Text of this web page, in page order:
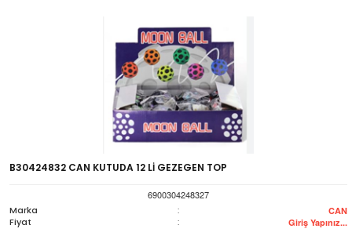
B30424832 CAN KUTUDA 12 Lİ GEZEGEN TOP
6900304248327
Marka
: CAN
Fiyat : Giriş Yapınız...